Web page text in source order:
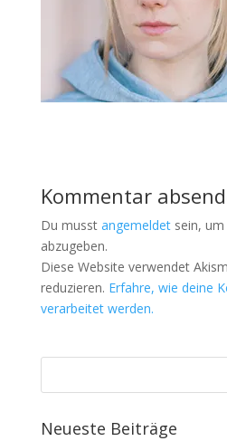
Kommentar
Du musst angemeldetsein, um
abzugeben.
Diese Website verwendet
reduzieren. Erfahre, wie deine
verarbeitet werden.
Neueste Beiträge